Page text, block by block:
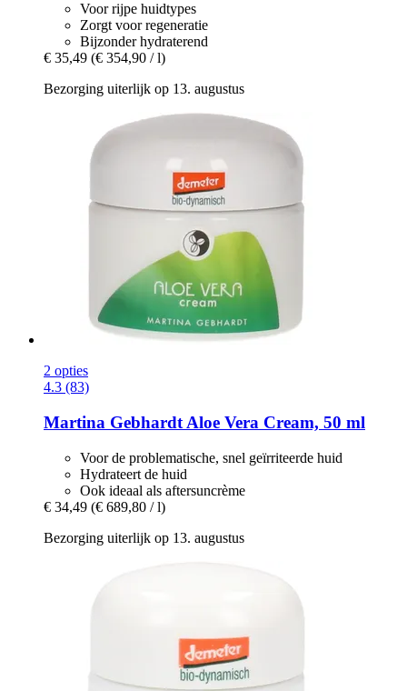
Voor rijpe huidtypes
Zorgt voor regeneratie
Bijzonder hydraterend
€ 35,49 (€ 354,90 / l)
Bezorging uiterlijk op 13. augustus
2 opties
4.3 (83)
Martina Gebhardt Aloe Vera Cream, 50 ml
Voor de problematische, snel geïrriteerde huid
Hydrateert de huid
Ook ideaal als aftersuncrème
€ 34,49 (€ 689,80 / l)
Bezorging uiterlijk op 13. augustus